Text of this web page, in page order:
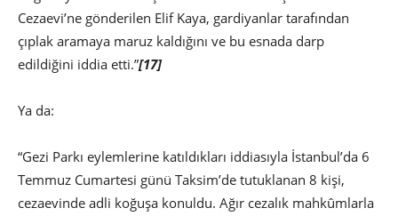
Cezaevi’ne gönderilen Elif Kaya, gardiyanlar tarafından
çıplak aramaya maruz kaldığını ve bu esnada darp
edildiğini iddia etti.”[17]
Ya da:
“Gezi Parkı eylemlerine katıldıkları iddiasıyla İstanbul’da 6
Temmuz Cumartesi günü Taksim’de tutuklanan 8 kişi,
cezaevinde adli koğuşa konuldu. Ağır cezalık mahkûmlarla